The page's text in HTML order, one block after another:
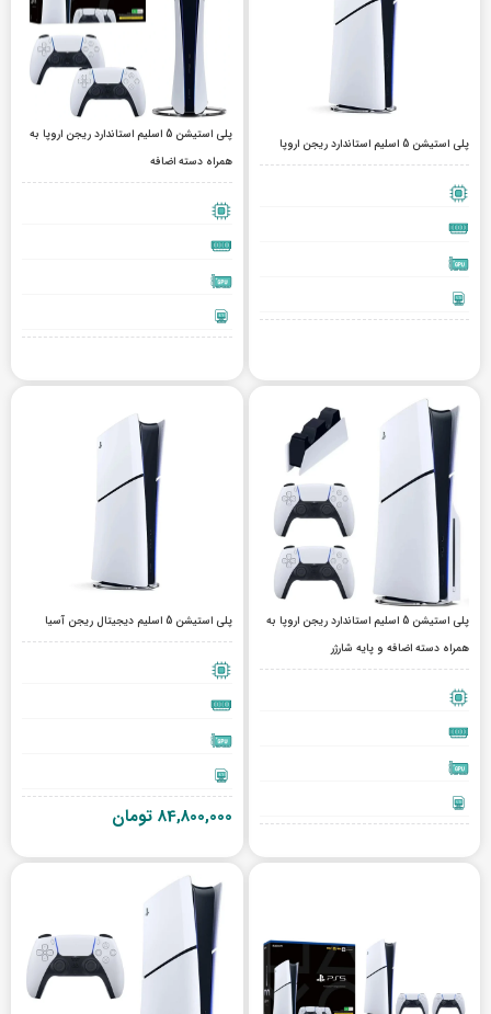
پلی استیشن 5 اسلیم استاندارد ریجن اروپا
پلی استیشن 5 اسلیم استاندارد ریجن اروپا به
همراه دسته اضافه
پلی استیشن 5 اسلیم استاندارد ریجن اروپا به
همراه دسته اضافه و پایه شارژر
پلی استیشن 5 اسلیم دیجیتال ریجن آسیا
84,800,000 تومان